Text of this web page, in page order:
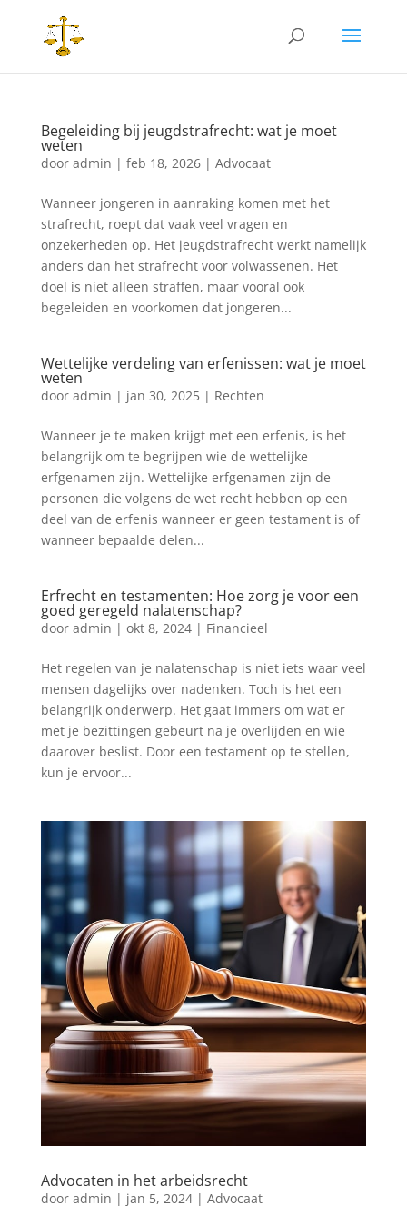
Begeleiding bij jeugdstrafrecht: wat je moet
weten
door admin | feb 18, 2026| Advocaat
Wanneer jongeren in aanraking komen met het
strafrecht, roept dat vaak veel vragen en
onzekerheden op. Het jeugdstrafrecht werkt namelijk
anders dan het strafrecht voor volwassenen. Het
doel is niet alleen straffen, maar vooral ook
begeleiden en voorkomen dat jongeren...
Wettelijke verdeling van erfenissen: wat je moet
weten
door admin | jan 30, 2025| Rechten
Wanneer je te maken krijgt met een erfenis, is het
belangrijk om te begrijpen wie de wettelijke
erfgenamen zijn. Wettelijke erfgenamen zijn de
personen die volgens de wet recht hebben op een
deel van de erfenis wanneer er geen testament is of
wanneer bepaalde delen...
Erfrecht en testamenten: Hoe zorg je voor een
goed geregeld nalatenschap?
door admin | okt 8, 2024| Financieel
Het regelen van je nalatenschap is niet iets waar veel
mensen dagelijks over nadenken. Toch is het een
belangrijk onderwerp. Het gaat immers om wat er
met je bezittingen gebeurt na je overlijden en wie
daarover beslist. Door een testament op te stellen,
kun je ervoor...
Advocaten in het arbeidsrecht
door admin | jan 5, 2024| Advocaat